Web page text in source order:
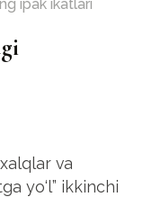
ipak ikatlari
va
yo‘l” ikkinchi